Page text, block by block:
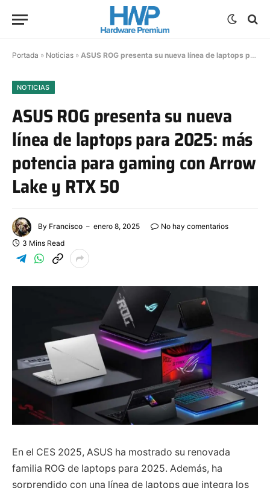
Portada » Noticias » ASUS ROG presenta su nueva línea de laptops para 2025: más potencia para gaming con Arrow Lake y RTX 50
NOTICIAS
ASUS ROG presenta su nueva
línea de laptops para 2025: más
potencia para gaming con Arrow
Lake y RTX 50
By Francisco enero 8, 2025
No hay comentarios
3 Mins Read
En el CES 2025, ASUS ha mostrado su renovada
familia ROG de laptops para 2025. Además, ha
sorprendido con una línea de laptops que integra los